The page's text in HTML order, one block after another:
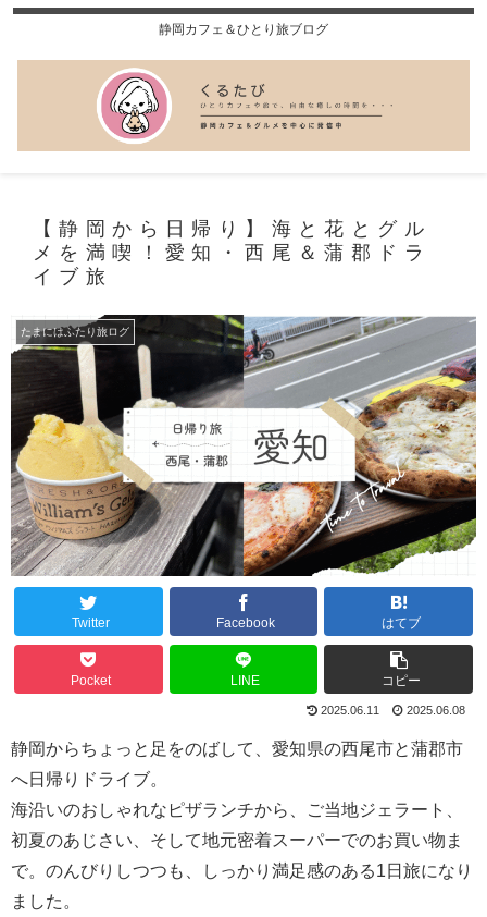
静岡カフェ＆ひとり旅ブログ
【静岡から日帰り】海と花とグル
メを満喫！愛知・西尾＆蒲郡ドラ
イブ旅
たまにはふたり旅ログ
Twitter Facebook はてブ
Pocket LINE コピー
2025.06.11 2025.06.08
静岡からちょっと足をのばして、愛知県の西尾市と蒲郡市
へ日帰りドライブ。
海沿いのおしゃれなピザランチから、ご当地ジェラート、
初夏のあじさい、そして地元密着スーパーでのお買い物ま
で。のんびりしつつも、しっかり満足感のある1日旅になり
ました。